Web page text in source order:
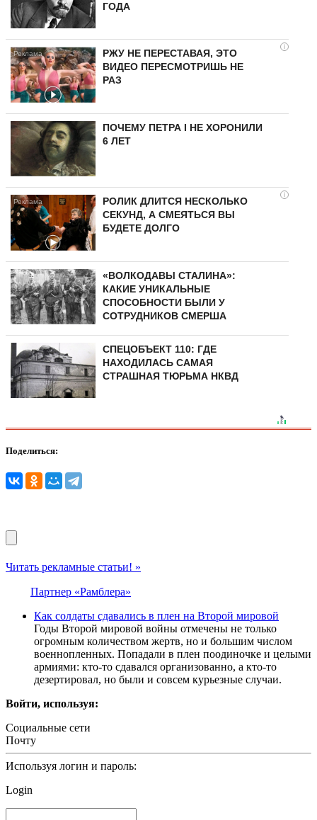
ГОДА
i
РЖУ НЕ ПЕРЕСТАВАЯ, ЭТО
ВИДЕО ПЕРЕСМОТРИШЬ НЕ
РАЗ
ПОЧЕМУ ПЕТРА I НЕ ХОРОНИЛИ
6 ЛЕТ
i
РОЛИК ДЛИТСЯ НЕСКОЛЬКО
СЕКУНД, А СМЕЯТЬСЯ ВЫ
БУДЕТЕ ДОЛГО
«ВОЛКОДАВЫ СТАЛИНА»:
КАКИЕ УНИКАЛЬНЫЕ
СПОСОБНОСТИ БЫЛИ У
СОТРУДНИКОВ СМЕРША
СПЕЦОБЪЕКТ 110: ГДЕ
НАХОДИЛАСЬ САМАЯ
СТРАШНАЯ ТЮРЬМА НКВД
Поделиться:
Читать рекламные статьи! »
Партнер «Рамблера»
Как солдаты сдавались в плен на Второй мировой
Годы Второй мировой войны отмечены не только
огромным количеством жертв, но и большим числом
военнопленных. Попадали в плен поодиночке и целыми
армиями: кто-то сдавался организованно, а кто-то
дезертировал, но были и совсем курьезные случаи.
Войти, используя:
Социальные сети
Почту
Используя логин и пароль:
Login